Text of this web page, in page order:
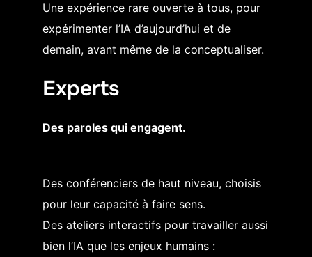
Une expérience rare ouverte à tous, pour
expérimenter l’IA d’aujourd’hui et de
demain, avant même de la conceptualiser.
Experts
Des paroles qui engagent.
Des conférenciers de haut niveau, choisis
pour leur capacité à faire sens.
Des ateliers interactifs pour travailler aussi
bien l’IA que les enjeux humains :